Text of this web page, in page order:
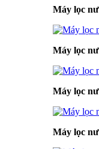
Máy lọc
Máy lọc
Máy lọc
Máy lọc